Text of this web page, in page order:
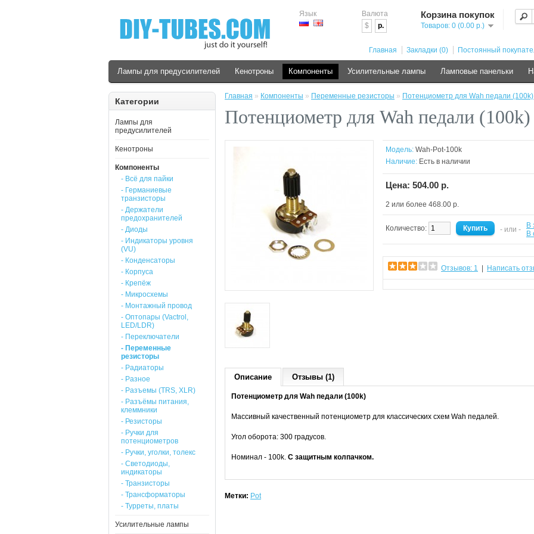
Язык
Валюта
$
р.
Корзина покупок
Товаров: 0 (0.00 р.)
Главная Закладки (0) Постоянный
Лампы для предусилителей Кенотроны Компоненты Усилительные лампы Ламповые панельки
Категории
Лампы для
предусилителей
Кенотроны
Компоненты
- Всё для пайки
- Германиевые
транзисторы
- Держатели
предохранителей
- Диоды
- Индикаторы уровня
(VU)
- Конденсаторы
- Корпуса
- Крепёж
- Микросхемы
- Монтажный провод
- Оптопары (Vactrol,
LED/LDR)
- Переключатели
- Переменные
резисторы
- Радиаторы
- Разное
- Разъемы (TRS, XLR)
- Разъёмы питания,
клеммники
- Резисторы
- Ручки для
потенциометров
- Ручки, уголки, толекс
- Светодиоды,
индикаторы
- Транзисторы
- Трансформаторы
- Турреты, платы
Усилительные лампы
Главная » Компоненты » Переменные резисторы » Потенциометр для Wah педали (100k)
Потенциометр для Wah педали (100k)
Модель: Wah-Pot-100k
Наличие: Есть в наличии
Цена: 504.00 р.
2 или более 468.00 р.
Количество: - или -
В
В
Отзывов: 1 Написать
Описание Отзывы (1)
Потенциометр для Wah педали (100k)
Массивный качественный потенциометр для классических схем Wah педалей.
Угол оборота: 300 градусов.
Номинал - 100k. С защитным колпачком.
Метки: Pot